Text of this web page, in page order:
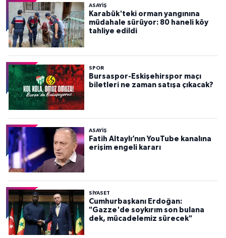
ASAYİŞ
Karabük'teki orman yangınına
müdahale sürüyor: 80 haneli köy
tahliye edildi
SPOR
Bursaspor-Eskişehirspor maçı
biletleri ne zaman satışa çıkacak?
ASAYİŞ
Fatih Altaylı’nın YouTube kanalına
erişim engeli kararı
SİYASET
Cumhurbaşkanı Erdoğan:
"Gazze'de soykırım son bulana
dek, mücadelemiz sürecek"